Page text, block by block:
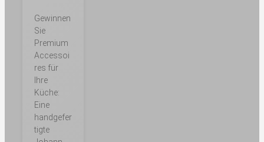
Gewinnen
Sie
Premium
Accessoi
res für
Ihre
Küche:
Eine
handgefer
tigte